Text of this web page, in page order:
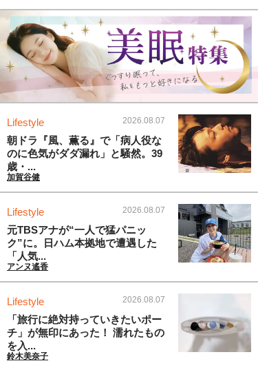
Lifestyle 2026.08.07
朝ドラ『風、薫る』で「病人役な
のに色気がダダ漏れ」と騒然。39
歳・...
加賀谷健
Lifestyle 2026.08.07
元TBSアナが“一人で猛パニッ
ク”に。日ハム本拠地で遭遇した
「人気...
アンヌ遙香
Lifestyle 2026.08.07
「旅行に絶対持っていきたいポー
チ」が無印にあった！ 濡れたもの
を入...
鈴木美奈子